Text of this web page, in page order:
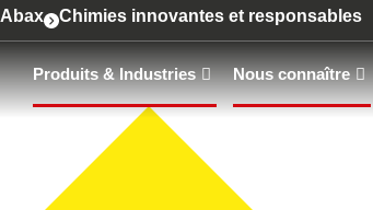
principal
Abax Chimies innovantes et responsables
Produits & Industries Nous connaître